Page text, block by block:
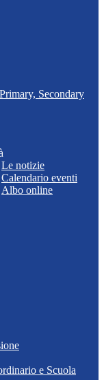
Secondary
Le notizie
Calendario eventi
Albo online
e Scuola